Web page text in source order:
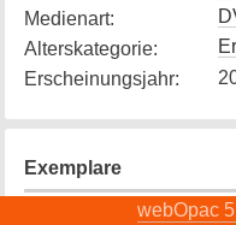
Medienart:
Alterskategorie:
Erscheinungsjahr:
Exemplare
webOpac